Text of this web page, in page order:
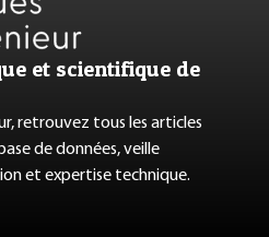
et scientifique de
retrouvez tous les articles
de données, veille
et expertise technique.